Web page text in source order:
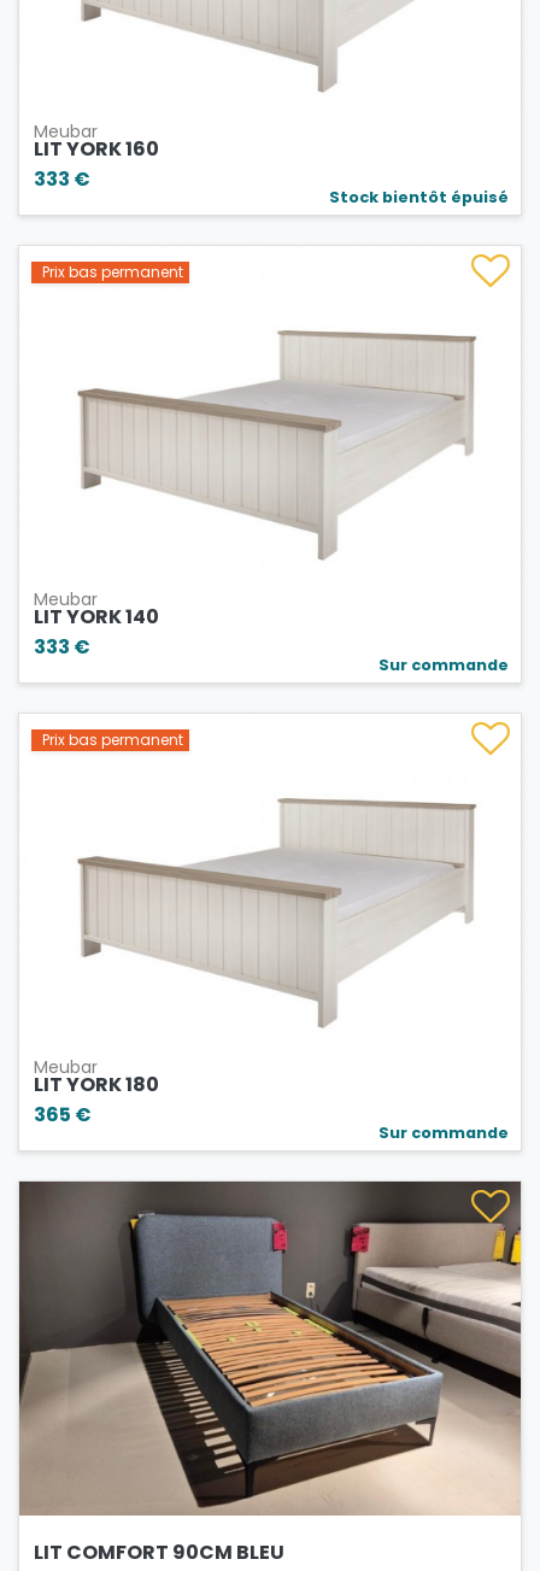
Meubar
LIT YORK 160
333 €
Stock bientôt épuisé
Prix bas permanent
Meubar
LIT YORK 140
333 €
Sur commande
Prix bas permanent
Meubar
LIT YORK 180
365 €
Sur commande
LIT COMFORT 90CM BLEU